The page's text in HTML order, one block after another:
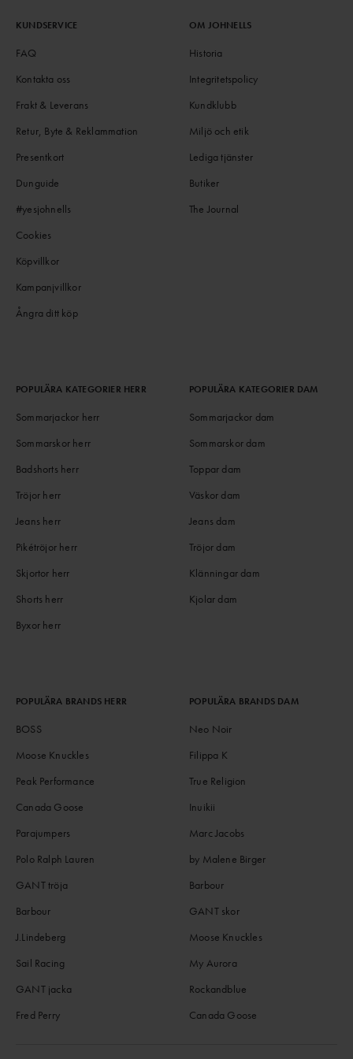
KUNDSERVICE
FAQ
Kontakta oss
Frakt & Leverans
Retur, Byte & Reklammation
Presentkort
Dunguide
#yesjohnells
Cookies
Köpvillkor
Kampanjvillkor
Ångra ditt köp
OM JOHNELLS
Historia
Integritetspolicy
Kundklubb
Miljö och etik
Lediga tjänster
Butiker
The Journal
POPULÄRA KATEGORIER HERR
Sommarjackor herr
Sommarskor herr
Badshorts herr
Tröjor herr
Jeans herr
Pikétröjor herr
Skjortor herr
Shorts herr
Byxor herr
POPULÄRA KATEGORIER DAM
Sommarjackor dam
Sommarskor dam
Toppar dam
Väskor dam
Jeans dam
Tröjor dam
Klänningar dam
Kjolar dam
POPULÄRA BRANDS HERR
BOSS
Moose Knuckles
Peak Performance
Canada Goose
Parajumpers
Polo Ralph Lauren
GANT tröja
Barbour
J.Lindeberg
Sail Racing
GANT jacka
Fred Perry
POPULÄRA BRANDS DAM
Neo Noir
Filippa K
True Religion
Inuikii
Marc Jacobs
by Malene Birger
Barbour
GANT skor
Moose Knuckles
My Aurora
Rockandblue
Canada Goose